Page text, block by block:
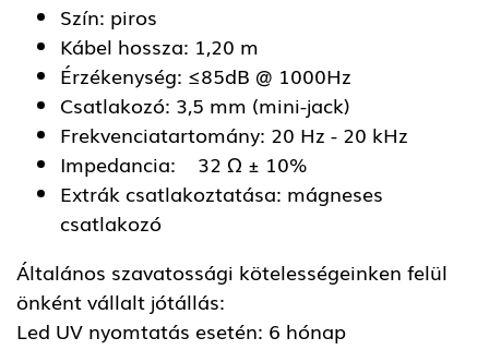
Szín: piros
Kábel hossza: 1,20 m
Érzékenység: ≤85dB @ 1000Hz
Csatlakozó: 3,5 mm (mini-jack)
Frekvenciatartomány: 20 Hz - 20 kHz
Impedancia: 32 Ω ± 10%
Extrák csatlakoztatása: mágneses
csatlakozó
Általános szavatossági kötelességeinken felül
önként vállalt jótállás:
Led UV nyomtatás esetén: 6 hónap